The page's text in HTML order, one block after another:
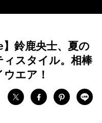
】鈴鹿央士、夏の
ィスタイル。相棒
エア！